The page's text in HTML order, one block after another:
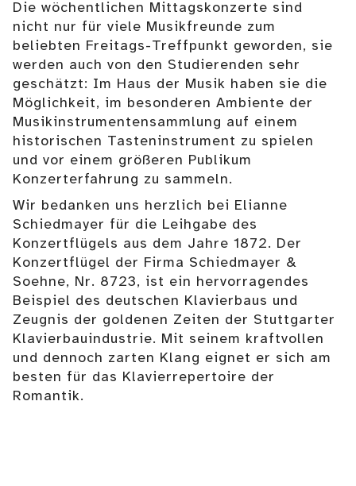
Die wöchentlichen Mittagskonzerte sind
nicht nur für viele Musikfreunde zum
beliebten Freitags-Treffpunkt geworden, sie
werden auch von den Studierenden sehr
geschätzt: Im Haus der Musik haben sie die
Möglichkeit, im besonderen Ambiente der
Musikinstrumentensammlung auf einem
historischen Tasteninstrument zu spielen
und vor einem größeren Publikum
Konzerterfahrung zu sammeln.
Wir bedanken uns herzlich bei Elianne
Schiedmayer für die Leihgabe des
Konzertflügels aus dem Jahre 1872. Der
Konzertflügel der Firma Schiedmayer &
Soehne, Nr. 8723, ist ein hervorragendes
Beispiel des deutschen Klavierbaus und
Zeugnis der goldenen Zeiten der Stuttgarter
Klavierbauindustrie. Mit seinem kraftvollen
und dennoch zarten Klang eignet er sich am
besten für das Klavierrepertoire der
Romantik.